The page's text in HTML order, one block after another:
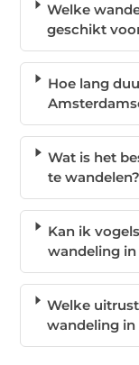
Welke
geschikt
Hoe lang
Wat is het
te wandelen?
Kan ik
wandeling in
Welke
wandeling in